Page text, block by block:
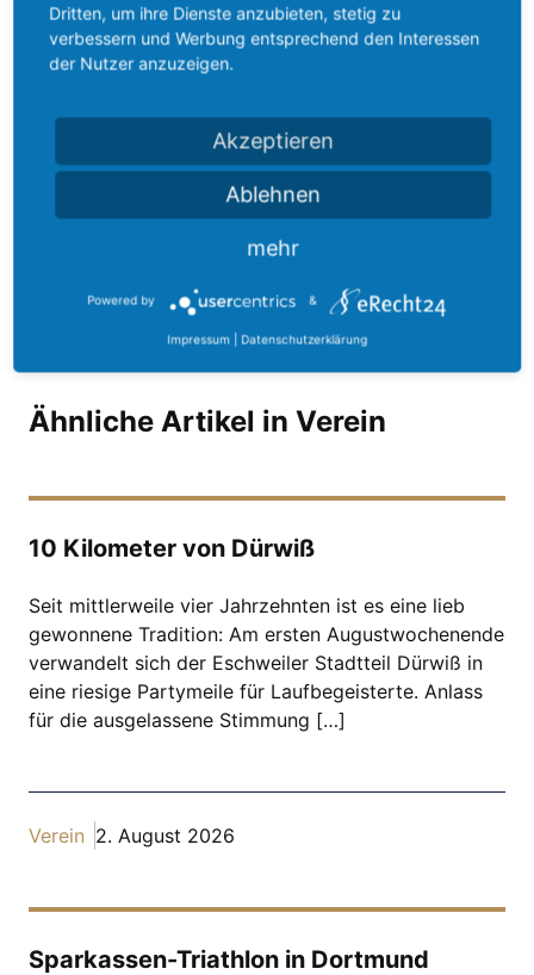
Teilen
Ähnliche Artikel in Verein
10 Kilometer von Dürwiß
Seit mittlerweile vier Jahrzehnten ist es eine lieb
gewonnene Tradition: Am ersten Augustwochenende
verwandelt sich der Eschweiler Stadtteil Dürwiß in
eine riesige Partymeile für Laufbegeisterte. Anlass
für die ausgelassene Stimmung […]
Verein 2. August 2026
Sparkassen-Triathlon in Dortmund
Dritten, um ihre Dienste anzubieten, stetig zu
verbessern und Werbung entsprechend den Interessen
der Nutzer anzuzeigen.
Akzeptieren
Ablehnen
mehr
Powered by &
Impressum | Datenschutzerklärung